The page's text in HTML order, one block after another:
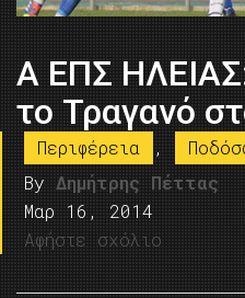
Α ΕΠΣ
το Τραγανό
Περιφέρεια ,
By Δημήτρης Πέττας
Μαρ 16, 2014
Αφήστε σχόλιο